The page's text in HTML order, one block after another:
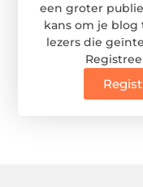
een groter
kans om je
lezers die